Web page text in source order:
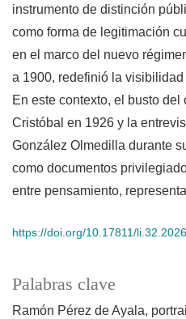
Palabras clave
Ramón Pérez de Ayala
instrumento de distinción
como forma de legitimación
en el marco del nuevo
a 1900, redefinió la
En este contexto, el busto
Cristóbal en 1926 y la
González Olmedilla durante
como documentos
entre pensamiento,
https://doi.org/10.17811/